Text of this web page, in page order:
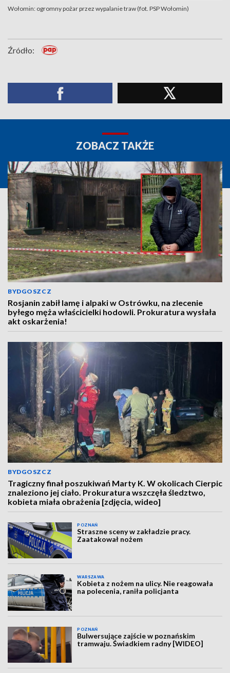
Wołomin: ogromny pożar przez wypalanie traw (fot. PSP Wołomin)
Źródło:
ZOBACZ TAKŻE
BYDGOSZCZ
Rosjanin zabił lamę i alpaki w Ostrówku, na zlecenie
byłego męża właścicielki hodowli. Prokuratura wysłała
akt oskarżenia!
BYDGOSZCZ
Tragiczny finał poszukiwań Marty K. W okolicach Cierpic
znaleziono jej ciało. Prokuratura wszczęła śledztwo,
kobieta miała obrażenia [zdjęcia, wideo]
POZNAŃ
Straszne sceny w zakładzie pracy.
Zaatakował nożem
WARSZAWA
Kobieta z nożem na ulicy. Nie reagowała
na polecenia, raniła policjanta
POZNAŃ
Bulwersujące zajście w poznańskim
tramwaju. Świadkiem radny [WIDEO]